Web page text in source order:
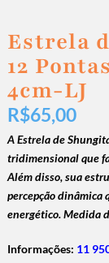
Estrela
12
4cm-LJ
R$65,00
A Estrela de
tridimensional que
Além disso, sua
percepção dinâmica
energético. Medida
Informações: 11